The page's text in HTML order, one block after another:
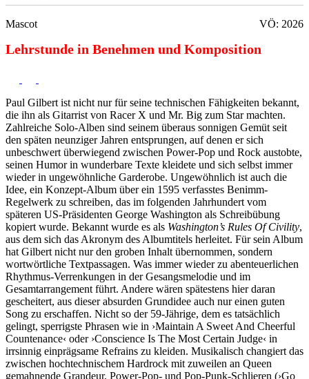
Mascot VÖ: 2026
Lehrstunde in Benehmen und Komposition
Paul Gilbert ist nicht nur für seine technischen Fähigkeiten bekannt,
die ihn als Gitarrist von Racer X und Mr. Big zum Star machten.
Zahlreiche Solo-Alben sind seinem überaus sonnigen Gemüt seit
den späten neunziger Jahren entsprungen, auf denen er sich
unbeschwert überwiegend zwischen Power-Pop und Rock austobte,
seinen Humor in wunderbare Texte kleidete und sich selbst immer
wieder in ungewöhnliche Garderobe. Ungewöhnlich ist auch die
Idee, ein Konzept-Album über ein 1595 verfasstes Benimm-
Regelwerk zu schreiben, das im folgenden Jahrhundert vom
späteren US-Präsidenten George Washington als Schreibübung
kopiert wurde. Bekannt wurde es als Washington’s Rules Of Civility,
aus dem sich das Akronym des Albumtitels herleitet. Für sein Album
hat Gilbert nicht nur den groben Inhalt übernommen, sondern
wortwörtliche Textpassagen. Was immer wieder zu abenteuerlichen
Rhythmus-Verrenkungen in der Gesangsmelodie und im
Gesamtarrangement führt. Andere wären spätestens hier daran
gescheitert, aus dieser absurden Grundidee auch nur einen guten
Song zu erschaffen. Nicht so der 59-Jährige, dem es tatsächlich
gelingt, sperrigste Phrasen wie in ›Maintain A Sweet And Cheerful
Countenance‹ oder ›Conscience Is The Most Certain Judge‹ in
irrsinnig einprägsame Refrains zu kleiden. Musikalisch changiert das
zwischen hochtechnischem Hardrock mit zuweilen an Queen
gemahnende Grandeur, Power-Pop- und Pop-Punk-Schlieren (›Go